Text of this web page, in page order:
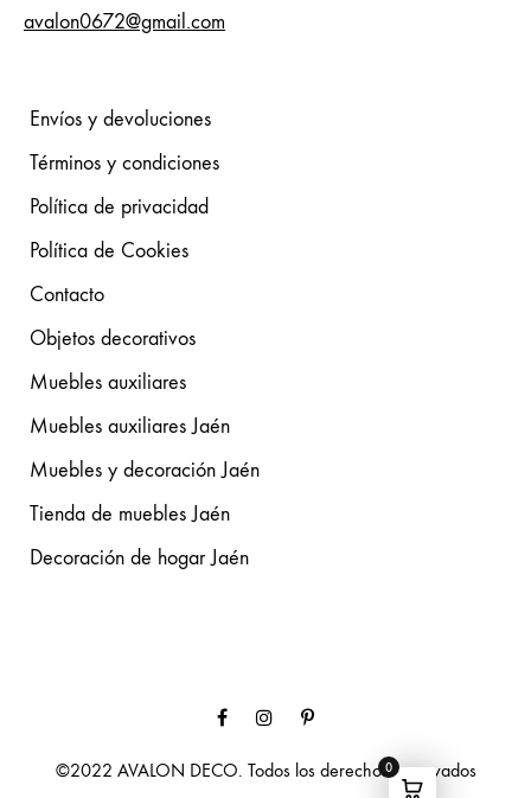
avalon0672@gmail.com
Envíos y devoluciones
Términos y condiciones
Política de privacidad
Política de Cookies
Contacto
Objetos decorativos
Muebles auxiliares
Muebles auxiliares Jaén
Muebles y decoración Jaén
Tienda de muebles Jaén
Decoración de hogar Jaén
©2022 AVALON DECO. Todos los derechos reservados
FacebookInstagramPinterest
0